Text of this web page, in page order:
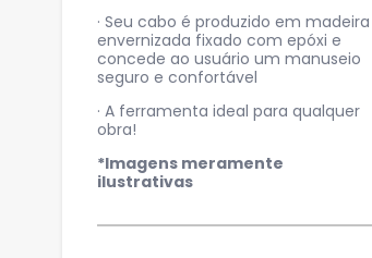
· Seu cabo é produzido em madeira
envernizada fixado com epóxi e
concede ao usuário um manuseio
seguro e confortável
· A ferramenta ideal para qualquer
obra!
*Imagens meramente
ilustrativas